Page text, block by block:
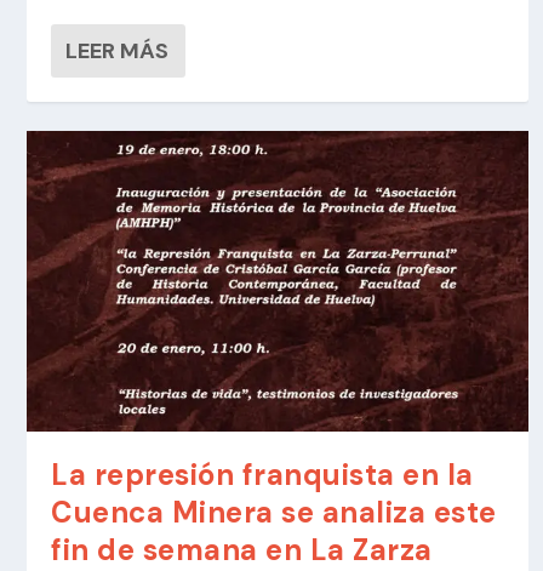
LEER MÁS
La represión franquista en la
Cuenca Minera se analiza este
fin de semana en La Zarza